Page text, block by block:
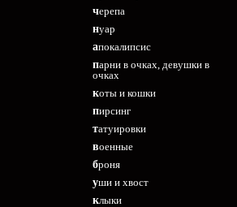
черепа
нуар
апокалипсис
парни в очках, девушки в
очках
коты и кошки
пирсинг
татуировки
военные
броня
уши и хвост
клыки